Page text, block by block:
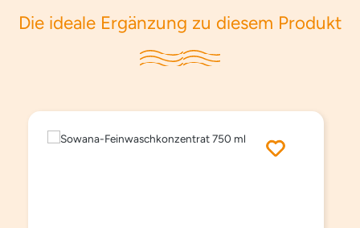
Die ideale Ergänzung zu diesem Produkt